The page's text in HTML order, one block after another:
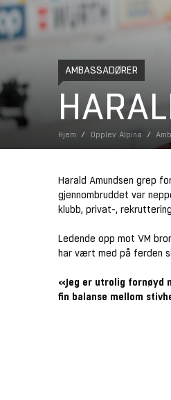
AMBASSADØRER
Hjem Opplev Alpina
Harald Amundsen grep
gjennombruddet var
klubb, privat-,
Ledende opp mot VM
har vært med på ferden
«Jeg er utrolig fornøyd
fin balanse mellom